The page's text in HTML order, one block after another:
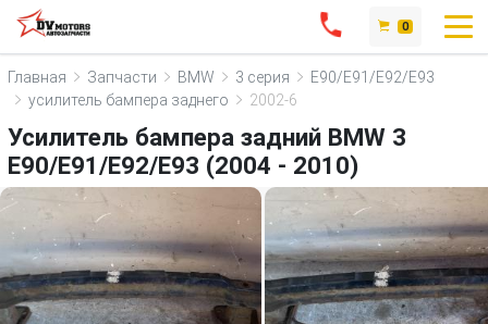
0
Главная Запчасти BMW 3 серия
E90/E91/E92/E93
усилитель бампера заднего
2002-6
Усилитель бампера задний BMW 3
E90/E91/E92/E93 (2004 - 2010)